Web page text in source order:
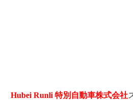
Hubei Runli 特別自動車株式会社